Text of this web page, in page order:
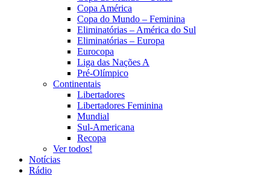
Copa América
Copa do Mundo – Feminina
Eliminatórias – América do Sul
Eliminatórias – Europa
Eurocopa
Liga das Nações A
Pré-Olímpico
Continentais
Libertadores
Libertadores Feminina
Mundial
Sul-Americana
Recopa
Ver todos!
Notícias
Rádio